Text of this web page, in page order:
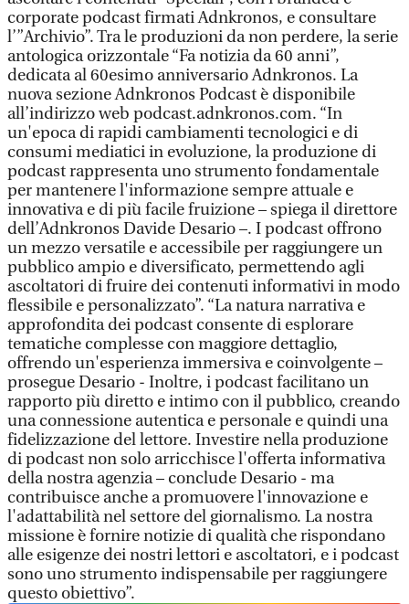
corporate podcast firmati Adnkronos, e consultare
l’”Archivio”. Tra le produzioni da non perdere, la serie
antologica orizzontale “Fa notizia da 60 anni”,
dedicata al 60esimo anniversario Adnkronos. La
nuova sezione Adnkronos Podcast è disponibile
all’indirizzo web podcast.adnkronos.com. “In
un'epoca di rapidi cambiamenti tecnologici e di
consumi mediatici in evoluzione, la produzione di
podcast rappresenta uno strumento fondamentale
per mantenere l'informazione sempre attuale e
innovativa e di più facile fruizione – spiega il direttore
dell’Adnkronos Davide Desario –. I podcast offrono
un mezzo versatile e accessibile per raggiungere un
pubblico ampio e diversificato, permettendo agli
ascoltatori di fruire dei contenuti informativi in modo
flessibile e personalizzato”. “La natura narrativa e
approfondita dei podcast consente di esplorare
tematiche complesse con maggiore dettaglio,
offrendo un'esperienza immersiva e coinvolgente –
prosegue Desario - Inoltre, i podcast facilitano un
rapporto più diretto e intimo con il pubblico, creando
una connessione autentica e personale e quindi una
fidelizzazione del lettore. Investire nella produzione
di podcast non solo arricchisce l'offerta informativa
della nostra agenzia – conclude Desario - ma
contribuisce anche a promuovere l'innovazione e
l'adattabilità nel settore del giornalismo. La nostra
missione è fornire notizie di qualità che rispondano
alle esigenze dei nostri lettori e ascoltatori, e i podcast
sono uno strumento indispensabile per raggiungere
questo obiettivo”.